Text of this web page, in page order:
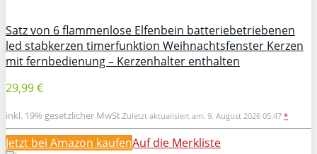
Satz von 6 flammenlose Elfenbein batteriebetriebenen
led stabkerzen timerfunktion Weihnachtsfenster Kerzen
mit fernbedienung – Kerzenhalter enthalten
29,99 €
inkl. 19% gesetzlicher MwSt.Zuletzt aktualisiert am: 9. August 2026 05:47 *
Jetzt bei Amazon kaufenAuf die Merkliste